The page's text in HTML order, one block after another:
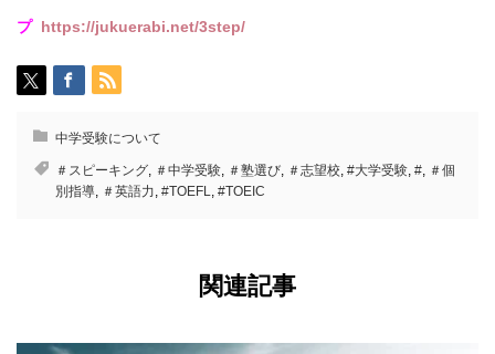
プ https://jukuerabi.net/3step/
中学受験について
＃スピーキング ＃中学受験 ＃塾選び ＃志望校 #大学受験 #
＃個
別指導
＃英語力 #TOEFL #TOEIC
関連記事